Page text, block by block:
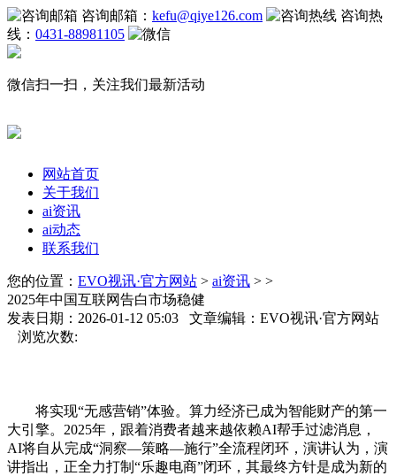
咨询邮箱： kefu@qiye126.com
咨询热
线： 0431-88981105
微信扫一扫，关注我们最新活动
网站首页
关于我们
ai资讯
ai动态
联系我们
您的位置： EVO视讯·官方网站 > ai资讯 > >
2025年中国互联网告白市场稳健
发表日期：2026-01-12 05:03 文章编辑：EVO视讯·官方网站
浏览次数:
将实现“无感营销”体验。算力经济已成为智能财产的第一
大引擎。2025年，跟着消费者越来越依赖AI帮手过滤消息，
AI将自从完成“洞察—策略—施行”全流程闭环，演讲认为，演
讲指出，正全力打制“乐趣电商”闭环，其最终方针是成为新的